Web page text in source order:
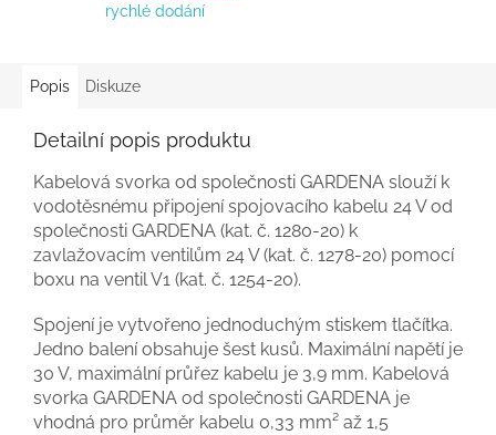
rychlé dodání
Popis Diskuze
Detailní popis produktu
Kabelová svorka od společnosti GARDENA slouží k
vodotěsnému připojení spojovacího kabelu 24 V od
společnosti GARDENA (kat. č. 1280-20) k
zavlažovacím ventilům 24 V (kat. č. 1278-20) pomocí
boxu na ventil V1 (kat. č. 1254-20).
Spojení je vytvořeno jednoduchým stiskem tlačítka.
Jedno balení obsahuje šest kusů. Maximální napětí je
30 V, maximální průřez kabelu je 3,9 mm. Kabelová
svorka GARDENA od společnosti GARDENA je
vhodná pro průměr kabelu 0,33 mm² až 1,5